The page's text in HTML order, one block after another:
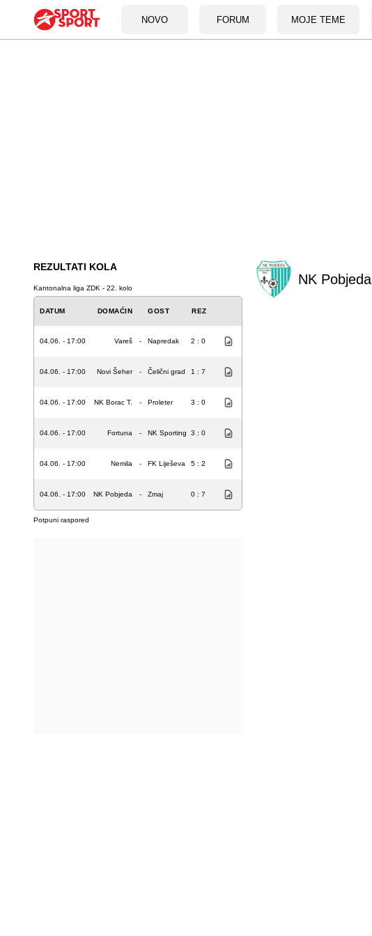
NOVO FORUM MOJE TEME
REZULTATI KOLA
Kantonalna liga ZDK - 22. kolo
DATUM DOMAĆIN GOST REZ
04.06. - 17:00 Vareš - Napredak 2 : 0
04.06. - 17:00 Novi Šeher - Čelični grad 1 : 7
04.06. - 17:00 NK Borac T. - Proleter 3 : 0
04.06. - 17:00 Fortuna - NK Sporting 3 : 0
04.06. - 17:00 Nemila - FK Liješeva 5 : 2
04.06. - 17:00 NK Pobjeda - Zmaj 0 : 7
Potpuni raspored
NK Pobjeda